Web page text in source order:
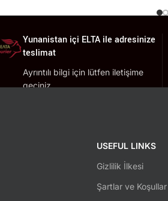
Yunanistan içi ELTA ile adresinize
teslimat
Ayrıntılı bilgi için lütfen iletişime
geçiniz.
USEFUL LINKS
Gizlilik İlkesi
Şartlar ve Koşullar